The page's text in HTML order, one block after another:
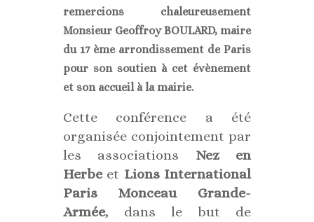
remercions chaleureusement
Monsieur Geoffroy BOULARD, maire
du 17 ème arrondissement de Paris
pour son soutien à cet évènement
et son accueil à la mairie.
Cette conférence a été
organisée conjointement par
les associations Nez en
Herbeet Lions International
Paris Monceau Grande-
Armée, dans le but de